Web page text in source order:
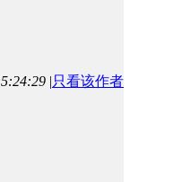
| 只看该作者